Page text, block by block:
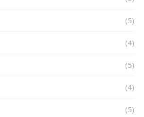
(5)
(4)
(5)
(4)
(5)